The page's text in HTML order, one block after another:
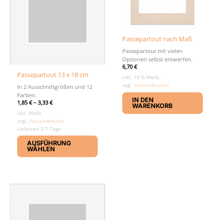
Passepartout 13 x 18 cm
In 2 Ausschnittgrößen und 12
Farben.
1,85€–3,33€
inkl. MwSt.
zzgl.Versandkosten
Lieferzeit 2-7 Tage
AUSFÜHRUNG
WÄHLEN
Dieses
weist
auf.
Passepartout nach Maß
Passepartout mit vielen
Optionen selbst entwerfen.
6,70€
inkl. 19 % MwSt.
zzgl.Versandkosten
IN DEN
WARENKORB